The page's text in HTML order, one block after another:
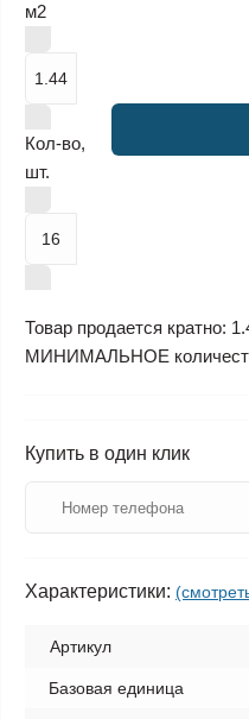
м2
Кол-во,
шт.
Товар продается кратно:
МИНИМАЛЬНОЕ
Купить в один клик
Характеристики:
Артикул
Базовая единица